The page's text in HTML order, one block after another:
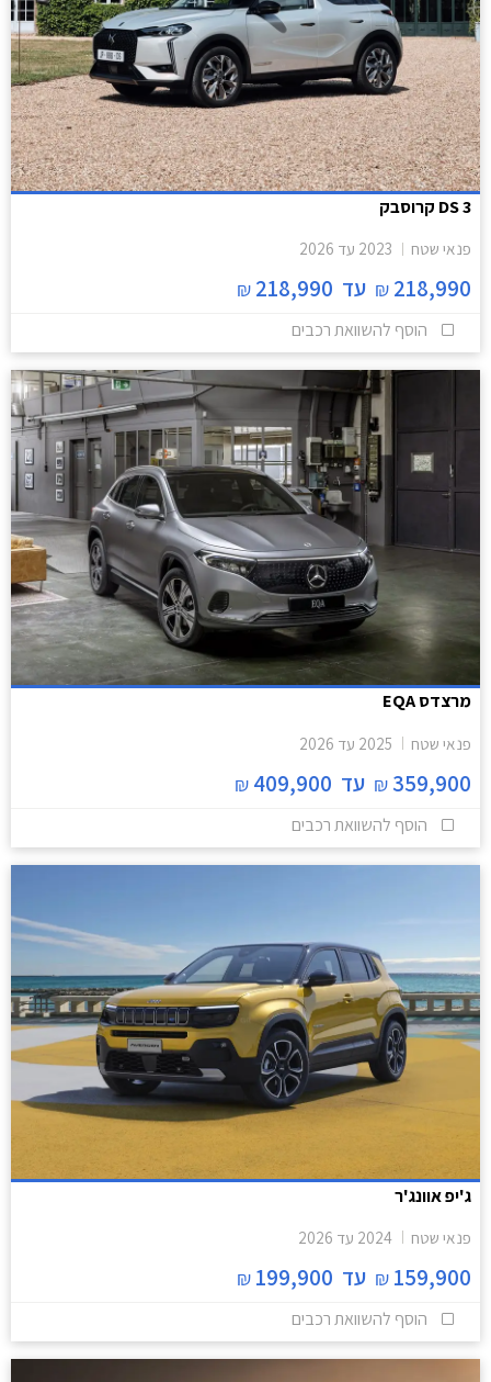
DS 3 קרוסבק
פנאי שטח 2023 עד 2026
218,990
₪ עד 218,990
₪
הוסף להשוואת רכבים
מרצדס EQA
פנאי שטח 2025 עד 2026
359,900
₪ עד 409,900
₪
הוסף להשוואת רכבים
ג'יפ אוונג'ר
פנאי שטח 2024 עד 2026
159,900
₪ עד 199,900
₪
הוסף להשוואת רכבים